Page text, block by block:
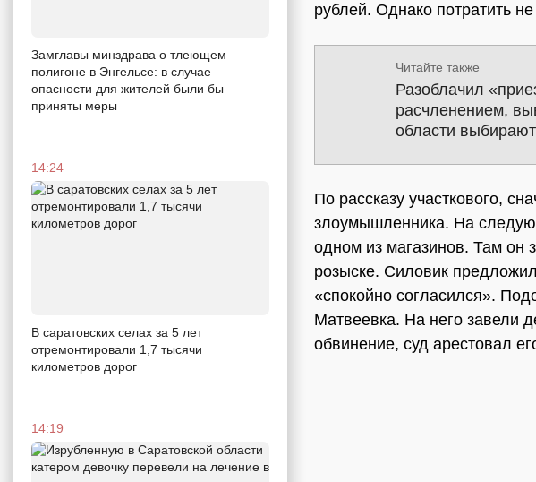
Замглавы минздрава о тлеющем
полигоне в Энгельсе: в случае
опасности для жителей были бы
приняты меры
14:24
В саратовских селах за 5 лет
отремонтировали 1,7 тысячи
километров дорог
14:19
рублей. Однако потратить
Читайте также
Разоблачил
расчленением,
области
По рассказу участкового,
злоумышленника. На
одном из магазинов. Там он
розыске. Силовик
«спокойно согласился».
Матвеевка. На него завели
обвинение, суд арестовал